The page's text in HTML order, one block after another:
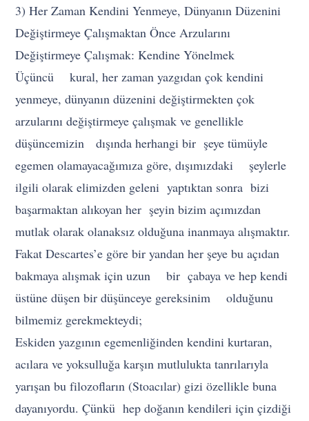
3) Her Zaman Kendini Yenmeye, Dünyanın Düzenini
Değiştirmeye Çalışmaktan Önce Arzularını
Değiştirmeye Çalışmak: Kendine Yönelmek
Üçüncü kural, her zaman yazgıdan çok kendini
yenmeye, dünyanın düzenini değiştirmekten çok
arzularını değiştirmeye çalışmak ve genellikle
düşüncemizin dışında herhangi bir şeye tümüyle
egemen olamayacağımıza göre, dışımızdaki şeylerle
ilgili olarak elimizden geleni yaptıktan sonra bizi
başarmaktan alıkoyan her şeyin bizim açımızdan
mutlak olarak olanaksız olduğuna inanmaya alışmaktır.
Fakat Descartes’e göre bir yandan her şeye bu açıdan
bakmaya alışmak için uzun bir çabaya ve hep kendi
üstüne düşen bir düşünceye gereksinim olduğunu
bilmemiz gerekmekteydi;
Eskiden yazgının egemenliğinden kendini kurtaran,
acılara ve yoksulluğa karşın mutlulukta tanrılarıyla
yarışan bu filozofların (Stoacılar) gizi özellikle buna
dayanıyordu. Çünkü hep doğanın kendileri için çizdiği